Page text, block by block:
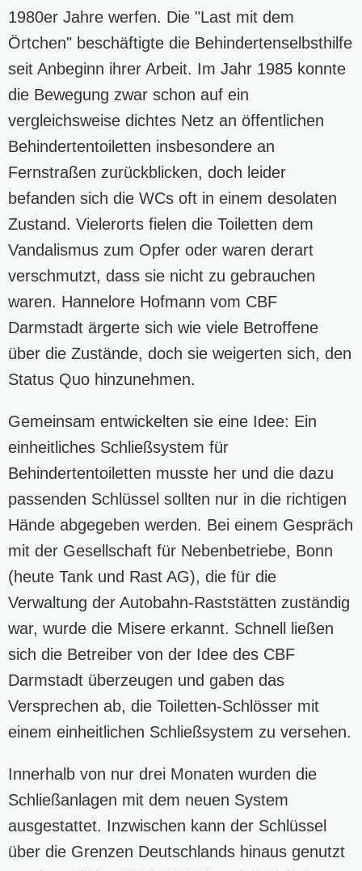
1980er Jahre werfen. Die "Last mit dem
Örtchen" beschäftigte die Behindertenselbsthilfe
seit Anbeginn ihrer Arbeit. Im Jahr 1985 konnte
die Bewegung zwar schon auf ein
vergleichsweise dichtes Netz an öffentlichen
Behindertentoiletten insbesondere an
Fernstraßen zurückblicken, doch leider
befanden sich die WCs oft in einem desolaten
Zustand. Vielerorts fielen die Toiletten dem
Vandalismus zum Opfer oder waren derart
verschmutzt, dass sie nicht zu gebrauchen
waren. Hannelore Hofmann vom CBF
Darmstadt ärgerte sich wie viele Betroffene
über die Zustände, doch sie weigerten sich, den
Status Quo hinzunehmen.
Gemeinsam entwickelten sie eine Idee: Ein
einheitliches Schließsystem für
Behindertentoiletten musste her und die dazu
passenden Schlüssel sollten nur in die richtigen
Hände abgegeben werden. Bei einem Gespräch
mit der Gesellschaft für Nebenbetriebe, Bonn
(heute Tank und Rast AG), die für die
Verwaltung der Autobahn-Raststätten zuständig
war, wurde die Misere erkannt. Schnell ließen
sich die Betreiber von der Idee des CBF
Darmstadt überzeugen und gaben das
Versprechen ab, die Toiletten-Schlösser mit
einem einheitlichen Schließsystem zu versehen.
Innerhalb von nur drei Monaten wurden die
Schließanlagen mit dem neuen System
ausgestattet. Inzwischen kann der Schlüssel
über die Grenzen Deutschlands hinaus genutzt